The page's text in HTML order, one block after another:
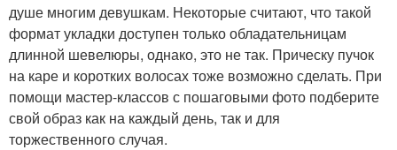
душе многим девушкам. Некоторые считают, что такой
формат укладки доступен только обладательницам
длинной шевелюры, однако, это не так. Прическу пучок
на каре и коротких волосах тоже возможно сделать. При
помощи мастер-классов с пошаговыми фото подберите
свой образ как на каждый день, так и для
торжественного случая.